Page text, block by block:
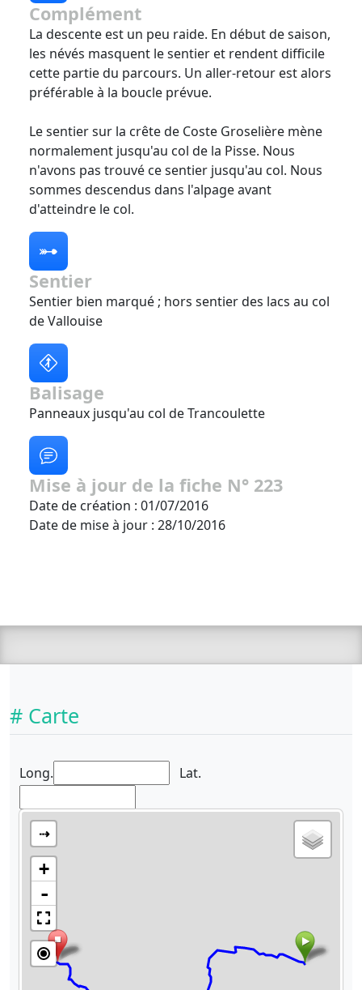
Complément
La descente est un peu raide. En début de saison,
les névés masquent le sentier et rendent difficile
cette partie du parcours. Un aller-retour est alors
préférable à la boucle prévue.
Le sentier sur la crête de Coste Groselière mène
normalement jusqu'au col de la Pisse. Nous
n'avons pas trouvé ce sentier jusqu'au col. Nous
sommes descendus dans l'alpage avant
d'atteindre le col.
Sentier
Sentier bien marqué ; hors sentier des lacs au col
de Vallouise
Balisage
Panneaux jusqu'au col de Trancoulette
Mise à jour de la fiche N° 223
Date de création : 01/07/2016
Date de mise à jour : 28/10/2016
# Carte
Long. Lat.
⇢
+
-